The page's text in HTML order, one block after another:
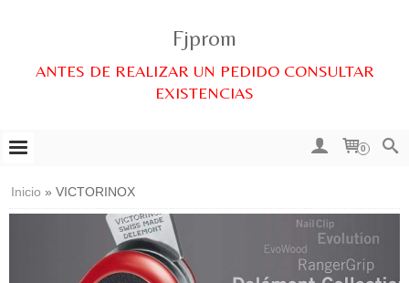
Fjprom
ANTES DE REALIZAR UN PEDIDO CONSULTAR
EXISTENCIAS
0
Inicio » VICTORINOX